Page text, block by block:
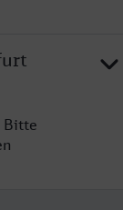
Bitte